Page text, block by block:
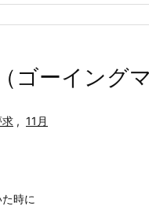
ゴーイング
, 11月
時に